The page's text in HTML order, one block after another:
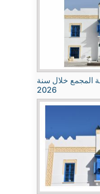
المجمع خلال سنة
2026